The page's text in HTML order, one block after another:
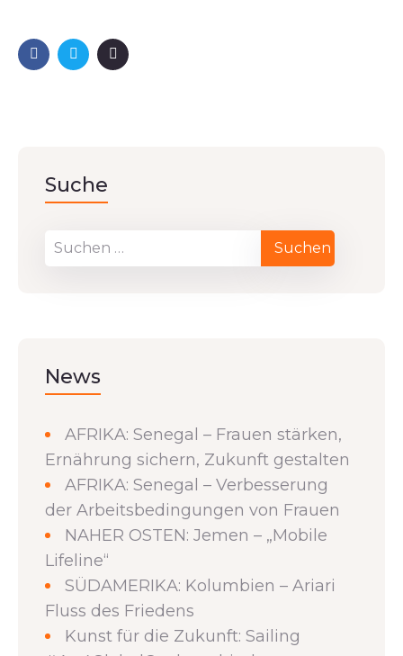
Suche
News
AFRIKA: Senegal – Frauen stärken,
Ernährung sichern, Zukunft gestalten
AFRIKA: Senegal – Verbesserung
der Arbeitsbedingungen von Frauen
NAHER OSTEN: Jemen – „Mobile
Lifeline“
SÜDAMERIKA: Kolumbien – Ariari
Fluss des Friedens
Kunst für die Zukunft: Sailing